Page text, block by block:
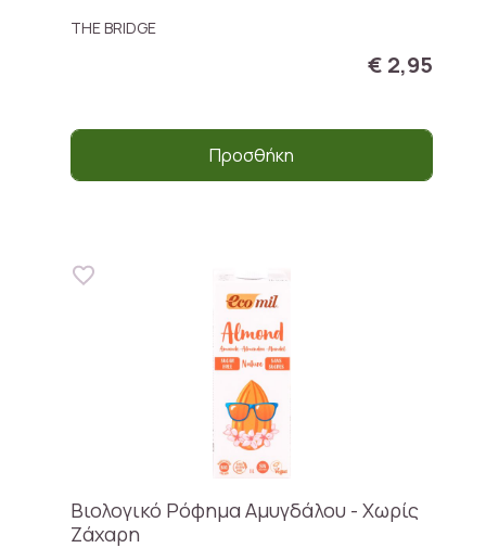
THE BRIDGE
€ 2,95
Προσθήκη
Βιολογικό Ρόφημα Αμυγδάλου - Χωρίς
Ζάxαρη